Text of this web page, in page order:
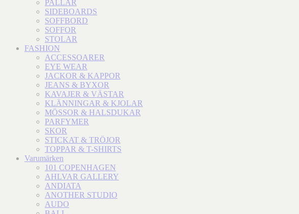
PALLAR
SIDEBOARDS
SOFFBORD
SOFFOR
STOLAR
FASHION
ACCESSOARER
EYE WEAR
JACKOR & KAPPOR
JEANS & BYXOR
KAVAJER & VÄSTAR
KLÄNNINGAR & KJOLAR
MÖSSOR & HALSDUKAR
PARFYMER
SKOR
STICKAT & TRÖJOR
TOPPAR & T-SHIRTS
Varumärken
101 COPENHAGEN
AHLVAR GALLERY
ANDIATA
ANOTHER STUDIO
AUDO